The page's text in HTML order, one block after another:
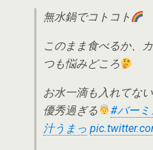
無水鍋でコトコト
このまま食べるか、
つも悩みどころ
お水一滴も入れてな
優秀過ぎる
#バーミ
汁うまっ